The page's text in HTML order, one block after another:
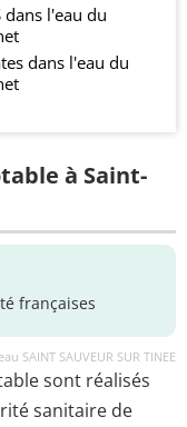
dans l'eau du
dans l'eau du
à Saint-
françaises
SAINT SAUVEUR SUR TINEE
sont réalisés
sanitaire de